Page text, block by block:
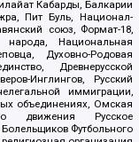
Кабарды, Балкарии
Пит Буль, Национал-
союз, Формат-18,
Национальная
Духовно-Родовая
Древнерусской
Инглингов, Русский
иммиграции,
объединениях, Омская
движения Русское
Футбольного